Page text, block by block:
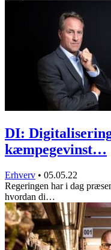
DI:
kæmpegevinst…
Erhverv • 05.05.22
Regeringen har i dag
hvordan di…